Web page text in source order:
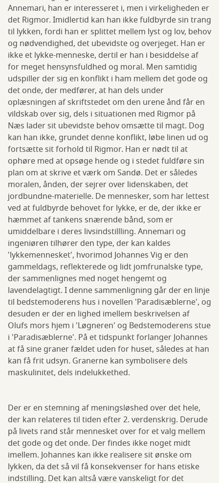
Annemari, han er interesseret i, men i virkeligheden er
det Rigmor. Imidlertid kan han ikke fuldbyrde sin trang
til lykken, fordi han er splittet mellem lyst og lov, behov
og nødvendighed, det ubevidste og overjeget. Han er
ikke et lykke-menneske, dertil er han i besiddelse af
for meget hensynsfuldhed og moral. Men samtidig
udspiller der sig en konflikt i ham mellem det gode og
det onde, der medfører, at han dels under
oplæsningen af skriftstedet om den urene ånd får en
vildskab over sig, dels i situationen med Rigmor på
Næs lader sit ubevidste behov omsætte til magt. Dog
kan han ikke, grundet denne konflikt, løbe linen ud og
fortsætte sit forhold til Rigmor. Han er nødt til at
ophøre med at opsøge hende og i stedet fuldføre sin
plan om at skrive et værk om Sandø. Det er således
moralen, ånden, der sejrer over lidenskaben, det
jordbundne-materielle. De mennesker, som har lettest
ved at fuldbyrde behovet for lykke, er de, der ikke er
hæmmet af tankens snærende bånd, som er
umiddelbare i deres livsindstillling. Annemari og
ingeniøren tilhører den type, der kan kaldes
'lykkemennesket', hvorimod Johannes Vig er den
gammeldags, reflekterede og lidt jomfrunalske type,
der sammenlignes med noget hengemt og
lavendelagtigt. I denne sammenligning går der en linje
til bedstemoderens hus i novellen 'Paradisæblerne', og
desuden er der en lighed imellem beskrivelsen af
Olufs mors hjem i 'Løgneren' og Bedstemoderens stue
i 'Paradisæblerne'. På et tidspunkt forlanger Johannes
at få sine graner fældet uden for huset, således at han
kan få frit udsyn. Granerne kan symbolisere dels
maskulinitet, dels indelukkethed.
Der er en stemning af meningsløshed over det hele,
der kan relateres til tiden efter 2. verdenskrig. Derude
på livets rand står mennesket over for et valg mellem
det gode og det onde. Der findes ikke noget midt
imellem. Johannes kan ikke realisere sit ønske om
lykken, da det så vil få konsekvenser for hans etiske
indstilling. Det kan altså være vanskeligt for det